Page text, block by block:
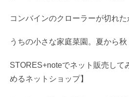
コンバインのクローラーが切れた
うちの小さな家庭菜園。夏から秋
STORES+noteでネット販売して
めるネットショップ】